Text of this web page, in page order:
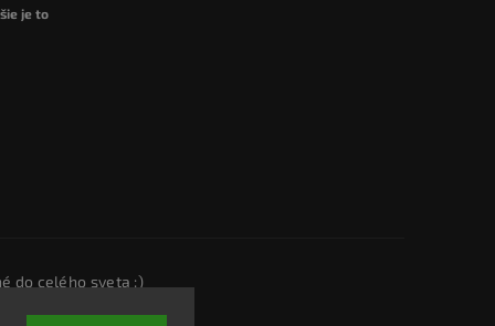
je to
do celého sveta :)